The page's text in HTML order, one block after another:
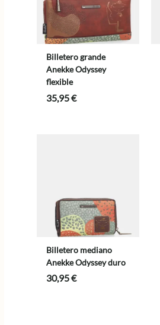
Billetero grande
Anekke Odyssey
flexible
35,95€
Billetero mediano
Anekke Odyssey duro
30,95€